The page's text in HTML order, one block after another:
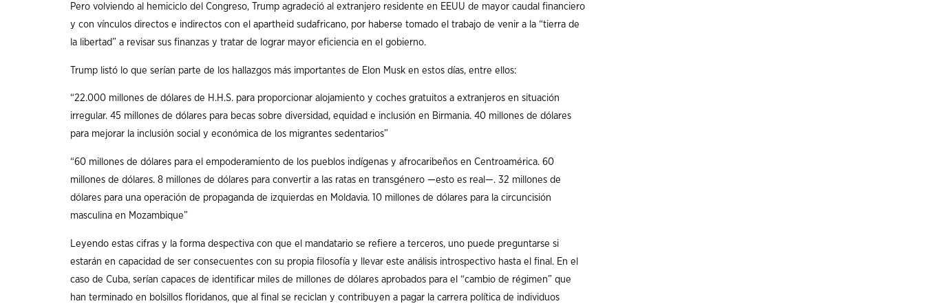
Pero volviendo al hemiciclo del Congreso, Trump agradeció al extranjero residente en EEUU de mayor caudal financiero
y con vínculos directos e indirectos con el apartheid sudafricano, por haberse tomado el trabajo de venir a la “tierra de
la libertad” a revisar sus finanzas y tratar de lograr mayor eficiencia en el gobierno.
Trump listó lo que serían parte de los hallazgos más importantes de Elon Musk en estos días, entre ellos:
“22.000 millones de dólares de H.H.S. para proporcionar alojamiento y coches gratuitos a extranjeros en situación
irregular. 45 millones de dólares para becas sobre diversidad, equidad e inclusión en Birmania. 40 millones de dólares
para mejorar la inclusión social y económica de los migrantes sedentarios”
“60 millones de dólares para el empoderamiento de los pueblos indígenas y afrocaribeños en Centroamérica. 60
millones de dólares. 8 millones de dólares para convertir a las ratas en transgénero —esto es real—. 32 millones de
dólares para una operación de propaganda de izquierdas en Moldavia. 10 millones de dólares para la circuncisión
masculina en Mozambique”
Leyendo estas cifras y la forma despectiva con que el mandatario se refiere a terceros, uno puede preguntarse si
estarán en capacidad de ser consecuentes con su propia filosofía y llevar este análisis introspectivo hasta el final. En el
caso de Cuba, serían capaces de identificar miles de millones de dólares aprobados para el “cambio de régimen” que
han terminado en bolsillos floridanos, que al final se reciclan y contribuyen a pagar la carrera política de individuos